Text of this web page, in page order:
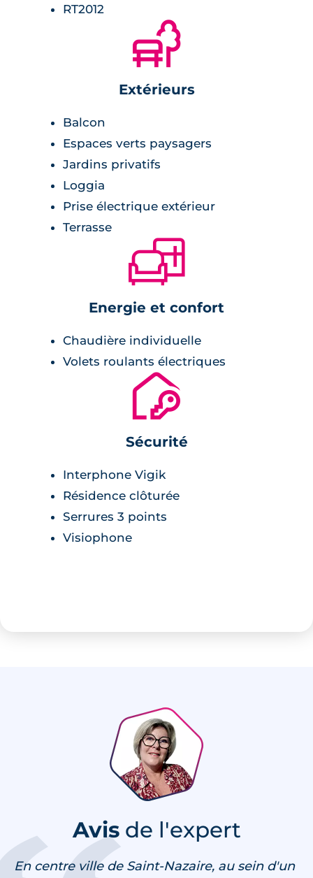
RT2012
🌲
Extérieurs
Balcon
Espaces verts paysagers
Jardins privatifs
Loggia
Prise électrique extérieur
Terrasse
🛋
Energie et confort
Chaudière individuelle
Volets roulants électriques
🔐
Sécurité
Interphone Vigik
Résidence clôturée
Serrures 3 points
Visiophone
Avisde l'expert
En centre ville de Saint-Nazaire, au sein d'un